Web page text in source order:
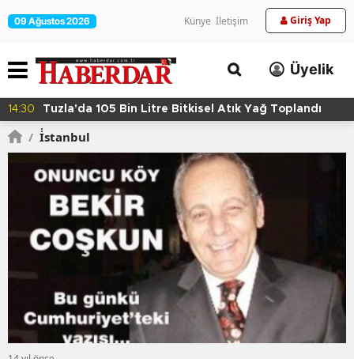
09 Ağustos 2026 Künye İletişim Giriş Yap
Üyelik
14:24 Kartal'da Hayvan Bakım Evi Çalışmaları
/ İ̇stanbul